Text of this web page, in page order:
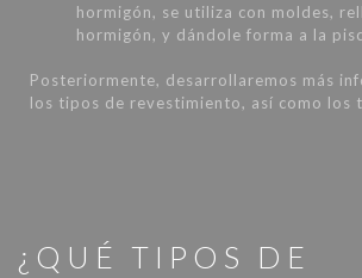
hormigón, se utiliza con moldes,
hormigón, y dándole forma a la
Posteriormente, desarrollaremos más
los tipos de revestimiento, así como los
¿QUÉ TIPOS DE